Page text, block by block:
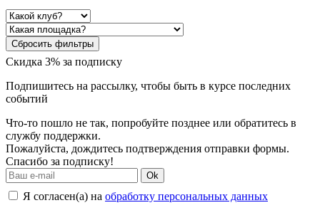
Сбросить фильтры
Скидка 3% за подписку
Подпишитесь на рассылку, чтобы быть в курсе последних
событий
Что-то пошло не так, попробуйте позднее или обратитесь в
службу поддержки.
Пожалуйста, дождитесь подтверждения отправки формы.
Спасибо за подписку!
Ok
Я согласен(а) на обработку персональных данных